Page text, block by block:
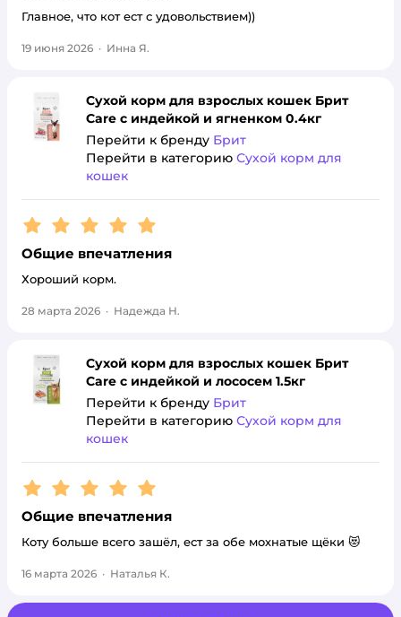
Главное, что кот ест с удовольствием))
19 июня 2026 · Инна Я.
Сухой корм для взрослых кошек Брит
Care с индейкой и ягненком 0.4кг
Перейти к бренду Брит
Перейти в категорию Сухой корм для
кошек
Рейтинг:5
Общие впечатления
Хороший корм.
28 марта 2026 · Надежда Н.
Сухой корм для взрослых кошек Брит
Care с индейкой и лососем 1.5кг
Перейти к бренду Брит
Перейти в категорию Сухой корм для
кошек
Рейтинг:5
Общие впечатления
Коту больше всего зашёл, ест за обе мохнатые щёки 😻
16 марта 2026 · Наталья К.